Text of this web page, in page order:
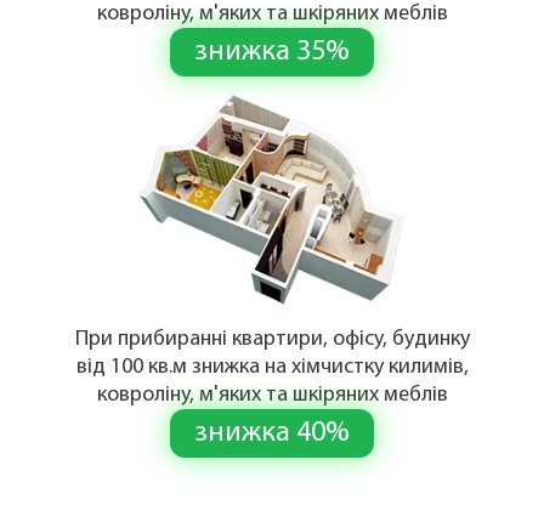
ковроліну, м'яких та шкіряних меблів
знижка 35%
При прибиранні квартири, офісу, будинку
від 100 кв.м знижка на хімчистку килимів,
ковроліну, м'яких та шкіряних меблів
знижка 40%